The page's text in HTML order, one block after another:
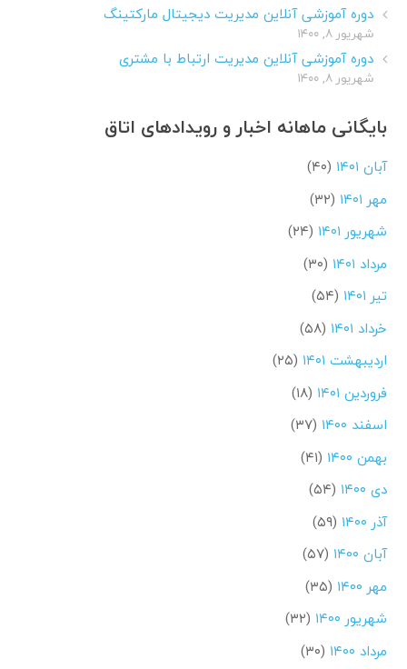
دوره آموزشی آنلاین مدیریت دیجیتال مارکتینگ
شهریور ۸, ۱۴۰۰
دوره آموزشی آنلاین مدیریت ارتباط با مشتری
شهریور ۸, ۱۴۰۰
بایگانی ماهانه اخبار و رویدادهای اتاق
آبان ۱۴۰۱
(۴۰)
مهر ۱۴۰۱
(۳۲)
شهریور ۱۴۰۱
(۲۴)
مرداد ۱۴۰۱
(۳۰)
تیر ۱۴۰۱
(۵۴)
خرداد ۱۴۰۱
(۵۸)
اردیبهشت ۱۴۰۱
(۲۵)
فروردین ۱۴۰۱
(۱۸)
اسفند ۱۴۰۰
(۳۷)
بهمن ۱۴۰۰
(۴۱)
دی ۱۴۰۰
(۵۴)
آذر ۱۴۰۰
(۵۹)
آبان ۱۴۰۰
(۵۷)
مهر ۱۴۰۰
(۳۵)
شهریور ۱۴۰۰
(۳۲)
مرداد ۱۴۰۰
(۳۰)